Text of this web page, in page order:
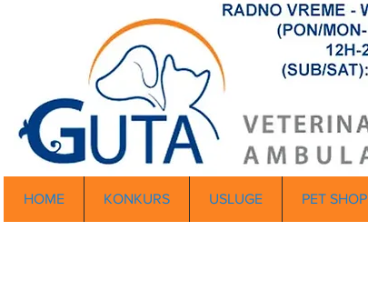
HOME KONKURS USLUGE PET SHOP